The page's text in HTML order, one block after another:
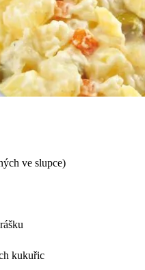
ve slupce)
kukuřic